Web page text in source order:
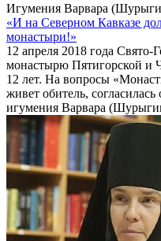
Игумения Варвара
«И на Северном Кавказе
монастыри!»
12 апреля 2018 года Свято-
монастырю Пятигорской и
12 лет. На вопросы
живет обитель, согласилась
игумения Варвара